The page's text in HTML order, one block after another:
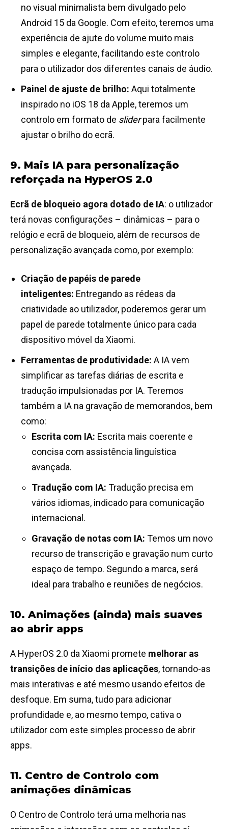
no visual minimalista bem divulgado pelo
Android 15 da Google. Com efeito, teremos uma
experiência de ajute do volume muito mais
simples e elegante, facilitando este controlo
para o utilizador dos diferentes canais de áudio.
Painel de ajuste de brilho: Aqui totalmente
inspirado no iOS 18 da Apple, teremos um
controlo em formato de sliderpara facilmente
ajustar o brilho do ecrã.
9. Mais IA para personalização
reforçada na HyperOS 2.0
Ecrã de bloqueio agora dotado de IA: o utilizador
terá novas configurações – dinâmicas – para o
relógio e ecrã de bloqueio, além de recursos de
personalização avançada como, por exemplo:
Criação de papéis de parede
inteligentes: Entregando as rédeas da
criatividade ao utilizador, poderemos gerar um
papel de parede totalmente único para cada
dispositivo móvel da Xiaomi.
Ferramentas de produtividade: A IA vem
simplificar as tarefas diárias de escrita e
tradução impulsionadas por IA. Teremos
também a IA na gravação de memorandos, bem
como:
Escrita com IA: Escrita mais coerente e
concisa com assistência linguística
avançada.
Tradução com IA: Tradução precisa em
vários idiomas, indicado para comunicação
internacional.
Gravação de notas com IA: Temos um novo
recurso de transcrição e gravação num curto
espaço de tempo. Segundo a marca, será
ideal para trabalho e reuniões de negócios.
10. Animações (ainda) mais suaves
ao abrir apps
A HyperOS 2.0 da Xiaomi promete melhorar as
transições de início das aplicações, tornando-as
mais interativas e até mesmo usando efeitos de
desfoque. Em suma, tudo para adicionar
profundidade e, ao mesmo tempo, cativa o
utilizador com este simples processo de abrir
apps.
11. Centro de Controlo com
animações dinâmicas
O Centro de Controlo terá uma melhoria nas